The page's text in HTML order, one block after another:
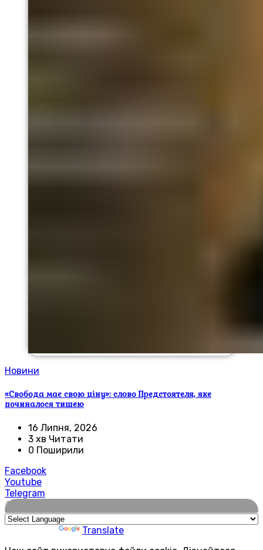
Новини
«Свобода має свою ціну»: слово Предстоятеля, яке
починалося тишею
16 Липня, 2026
3 хв Читати
0 Поширили
Facebook
Youtube
Telegram
🌍
Translate